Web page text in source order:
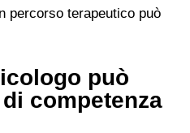
percorso terapeutico può
può
competenza